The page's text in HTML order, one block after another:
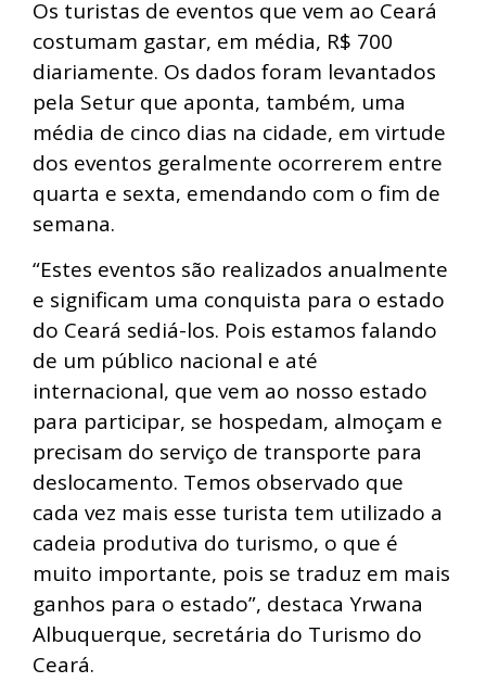
Os turistas de eventos que vem ao Ceará
costumam gastar, em média, R$ 700
diariamente. Os dados foram levantados
pela Setur que aponta, também, uma
média de cinco dias na cidade, em virtude
dos eventos geralmente ocorrerem entre
quarta e sexta, emendando com o fim de
semana.
“Estes eventos são realizados anualmente
e significam uma conquista para o estado
do Ceará sediá-los. Pois estamos falando
de um público nacional e até
internacional, que vem ao nosso estado
para participar, se hospedam, almoçam e
precisam do serviço de transporte para
deslocamento. Temos observado que
cada vez mais esse turista tem utilizado a
cadeia produtiva do turismo, o que é
muito importante, pois se traduz em mais
ganhos para o estado”, destaca Yrwana
Albuquerque, secretária do Turismo do
Ceará.